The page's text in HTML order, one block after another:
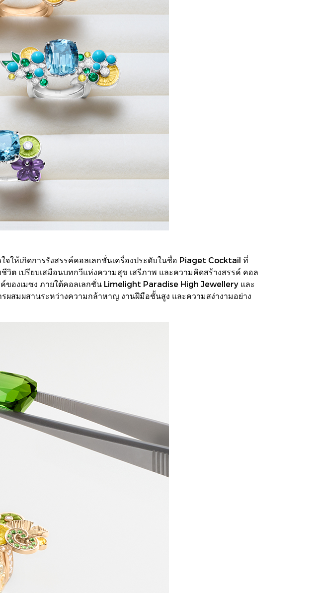
ให้เกิดการรังสรรค์คอลเลกชั่นเครื่องประดับในชื่อ Piaget Cocktail ที่
ต เปรียบเสมือนบทกวีแห่งความสุข เสรีภาพ และความคิดสร้างสรรค์ คอล
องเมซง ภายใต้คอลเลกชั่น Limelight Paradise High Jewellery และ
สมผสานระหว่างความกล้าหาญ งานฝีมือชั้นสูง และความสง่างามอย่าง